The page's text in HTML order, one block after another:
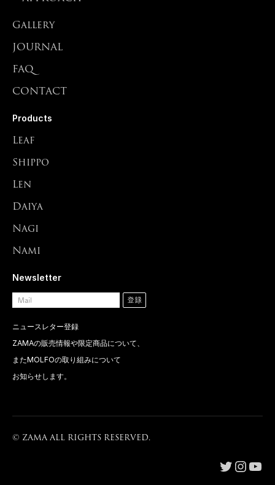
Gallery
JOURNAL
FAQ
CONTACT
Products
Leaf
Shippo
Len
Daiya
Nagi
Nami
Newsletter
ニュースレター登録
ZAMAの販売情報や限定商品について、
またMOLFOの取り組みについて
お知らせします。
©︎ ZAMA ALL RIGHTS RESERVED.